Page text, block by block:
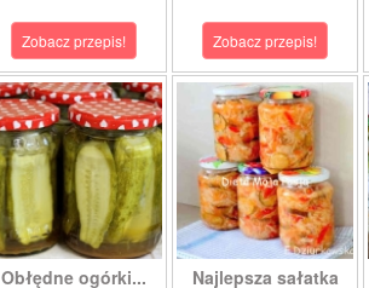
Zobacz przepis! Zobacz przepis!
Obłędne ogórki... Najlepsza sałatka